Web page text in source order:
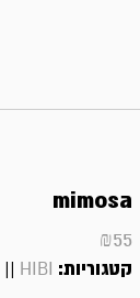
mimosa
₪55
קטגוריות: HIBI
||